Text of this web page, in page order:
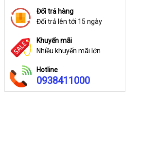
Đổi trả hàng
Đổi trả lên tới 15 ngày
Khuyến mãi
Nhiều khuyến mãi lớn
Hotline
0938411000